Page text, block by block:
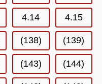
4.14 4.15
(138) (139)
(143) (144)